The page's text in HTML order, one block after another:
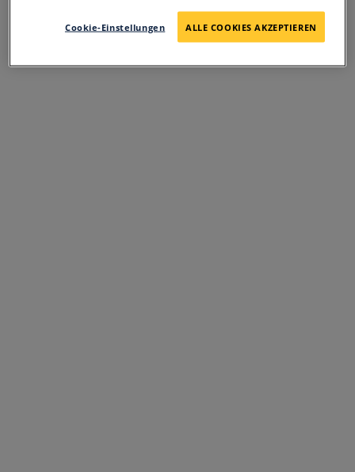
INCONVENIENCE
Cookie-Einstellungen ALLE COOKIES AKZEPTIEREN